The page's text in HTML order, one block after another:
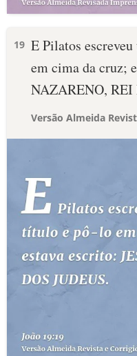
19 E Pilatos
em cima da cruz;
NAZARENO, REI
Versão Almeida